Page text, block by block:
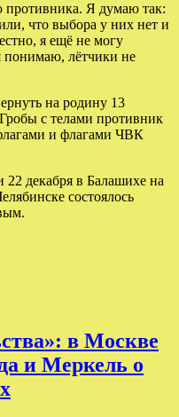
противника. Я думаю так:
что выбора у них нет и
я ещё не могу
понимаю, лётчики не
на родину 13
Гробы с телами противник
и флагами ЧВК
декабря в Балашихе на
состоялось
в Москве
и Меркель о